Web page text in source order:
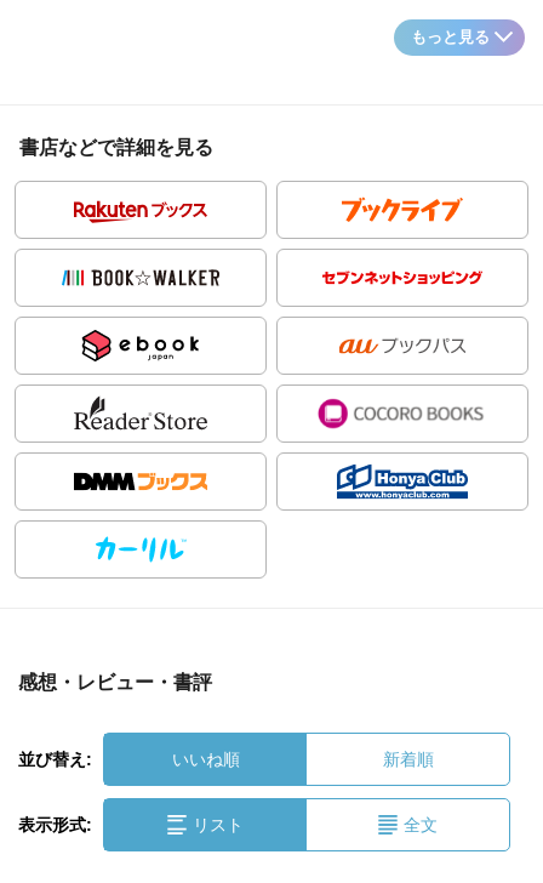
もっと見る
書店などで詳細を見る
感想・レビュー・書評
並び替え: いいね順 新着順
表示形式: リスト 全文